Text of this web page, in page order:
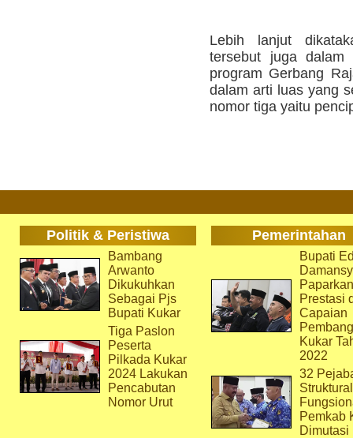
Lebih lanjut
tersebut juga dalam
program Gerbang
dalam arti luas yang
nomor tiga yaitu
Politik & Peristiwa Pemerintahan
Bambang
Arwanto
Dikukuhkan
Sebagai Pjs
Bupati Kukar
Tiga Paslon
Peserta
Pilkada Kukar
2024 Lakukan
Pencabutan
Nomor Urut
Bupati
Paparkan
Prestasi
Capaian
Kukar
2022
32
Pemkab
Dimutasi